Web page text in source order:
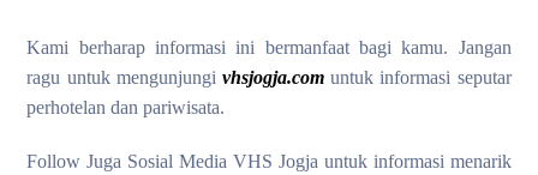
Kami berharap informasi ini bermanfaat bagi kamu. Jangan
ragu untuk mengunjungi vhsjogja.com untuk informasi seputar
perhotelan dan pariwisata.
Follow Juga Sosial Media VHS Jogja untuk informasi menarik